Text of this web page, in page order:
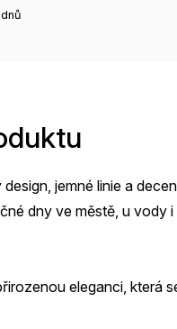
jemné linie a
dny ve městě, u vody
eleganci, která